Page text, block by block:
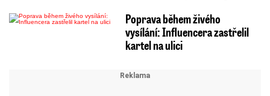
Poprava během živého
vysílání: Influencera zastřelil
kartel na ulici